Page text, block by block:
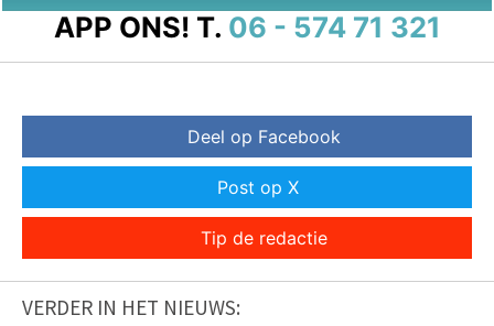
APP ONS! T. 06 - 574 71 321
Deel op Facebook
Post op X
Tip de redactie
VERDER IN HET NIEUWS: